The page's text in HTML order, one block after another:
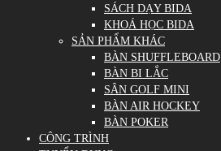
SÁCH DẠY BIDA
KHOÁ HỌC BIDA
SẢN PHẨM KHÁC
BÀN SHUFFLEBOARD
BÀN BI LẮC
SÂN GOLF MINI
BÀN AIR HOCKEY
BÀN POKER
CÔNG TRÌNH